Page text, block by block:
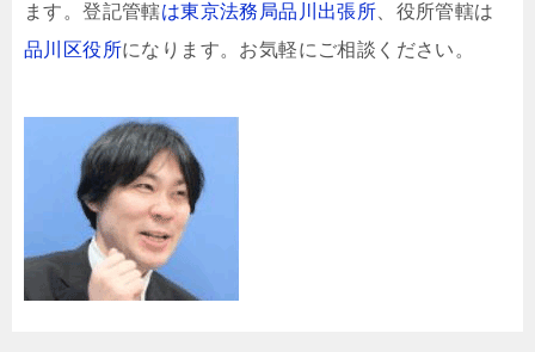
ます。登記管轄は東京法務局品川出張所 、役所管轄は
品川区役所になります。お気軽にご相談ください。